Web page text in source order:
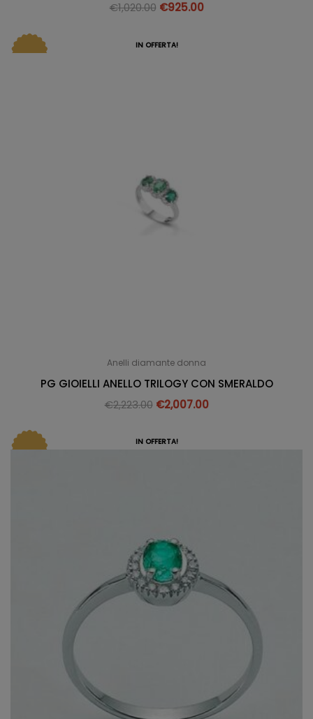
€1,020.00 €925.00
IN OFFERTA!
Anelli diamante donna
PG GIOIELLI ANELLO TRILOGY CON SMERALDO
€2,223.00 €2,007.00
IN OFFERTA!